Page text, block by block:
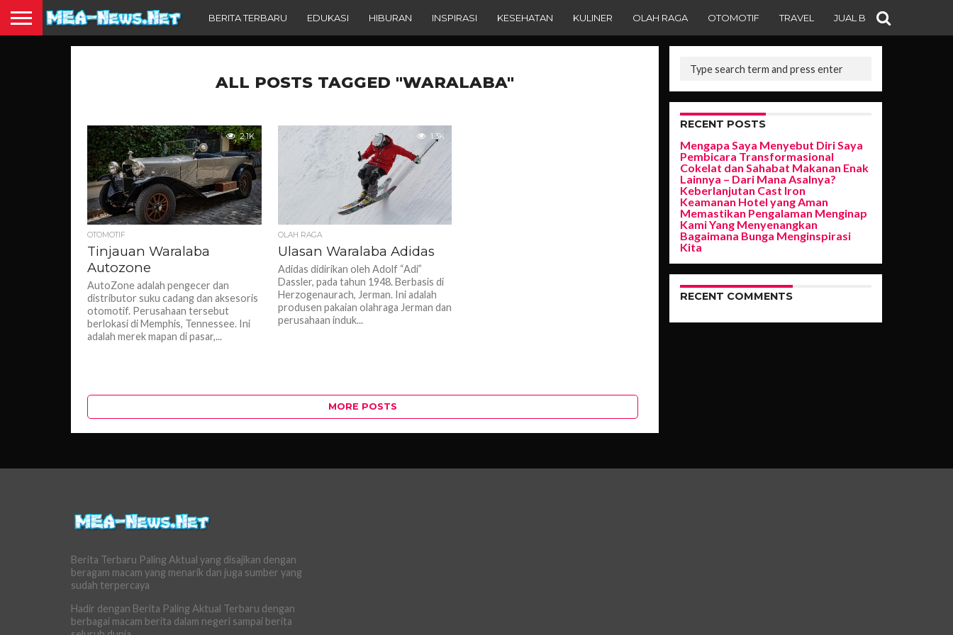
BERITA TERBARU EDUKASI HIBURAN INSPIRASI KESEHATAN KULINER OLAH RAGA OTOMOTIF TRAVEL JUAL BELI
ALL POSTS TAGGED "WARALABA"
2.1K
OTOMOTIF
Tinjauan Waralaba
Autozone
AutoZone adalah pengecer dan
distributor suku cadang dan aksesoris
otomotif. Perusahaan tersebut
berlokasi di Memphis, Tennessee. Ini
adalah merek mapan di pasar,...
1.3K
OLAH RAGA
Ulasan Waralaba Adidas
Adidas didirikan oleh Adolf “Adi”
Dassler, pada tahun 1948. Berbasis di
Herzogenaurach, Jerman. Ini adalah
produsen pakaian olahraga Jerman dan
perusahaan induk...
MORE POSTS
RECENT POSTS
Mengapa Saya Menyebut Diri Saya
Pembicara Transformasional
Cokelat dan Sahabat Makanan Enak
Lainnya – Dari Mana Asalnya?
Keberlanjutan Cast Iron
Keamanan Hotel yang Aman
Memastikan Pengalaman Menginap
Kami Yang Menyenangkan
Bagaimana Bunga Menginspirasi
Kita
RECENT COMMENTS
Berita Terbaru Paling Aktual yang disajikan dengan
beragam macam yang menarik dan juga sumber yang
sudah terpercaya
Hadir dengan Berita Paling Aktual Terbaru dengan
berbagai macam berita dalam negeri sampai berita